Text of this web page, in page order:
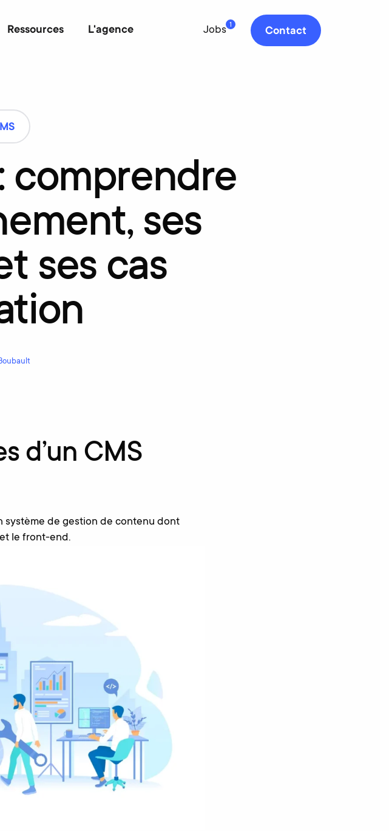
Ressources L'agence Jobs 1
Contact
comprendre
ses
ses cas
d’un CMS
système de gestion de contenu dont
le front-end.